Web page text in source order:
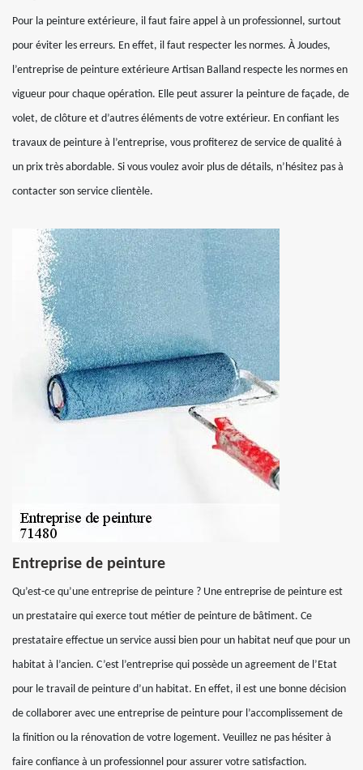
Pour la peinture extérieure, il faut faire appel à un professionnel, surtout
pour éviter les erreurs. En effet, il faut respecter les normes. À Joudes,
l’entreprise de peinture extérieure Artisan Balland respecte les normes en
vigueur pour chaque opération. Elle peut assurer la peinture de façade, de
volet, de clôture et d’autres éléments de votre extérieur. En confiant les
travaux de peinture à l’entreprise, vous profiterez de service de qualité à
un prix très abordable. Si vous voulez avoir plus de détails, n’hésitez pas à
contacter son service clientèle.
Entreprise de peinture
Qu’est-ce qu’une entreprise de peinture ? Une entreprise de peinture est
un prestataire qui exerce tout métier de peinture de bâtiment. Ce
prestataire effectue un service aussi bien pour un habitat neuf que pour un
habitat à l’ancien. C’est l’entreprise qui possède un agreement de l’Etat
pour le travail de peinture d’un habitat. En effet, il est une bonne décision
de collaborer avec une entreprise de peinture pour l’accomplissement de
la finition ou la rénovation de votre logement. Veuillez ne pas hésiter à
faire confiance à un professionnel pour assurer votre satisfaction.